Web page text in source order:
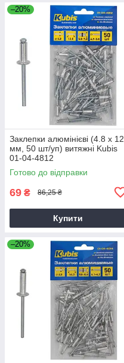
–20%
Заклепки алюмінієві (4.8 х 12
мм, 50 шт/уп) витяжні Kubis
01-04-4812
Готово до відправки
69 ₴ 86,25 ₴
Купити
–20%